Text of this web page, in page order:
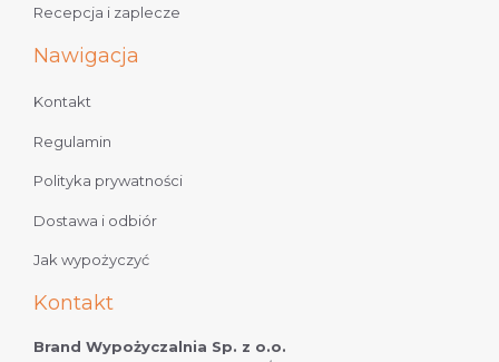
Recepcja i zaplecze
Nawigacja
Kontakt
Regulamin
Polityka prywatności
Dostawa i odbiór
Jak wypożyczyć
Kontakt
Brand Wypożyczalnia Sp. z o.o.